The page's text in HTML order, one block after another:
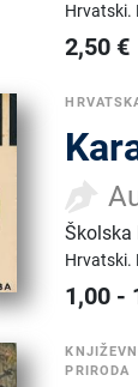
Hrvatski.
2,50 €
Školska
Hrvatski.
1,00 -
PRIRODA